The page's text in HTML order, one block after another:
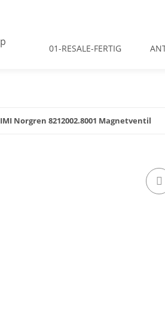
01-RESALE-FERTIG
IMI Norgren 8212002.8001 Magnetventil